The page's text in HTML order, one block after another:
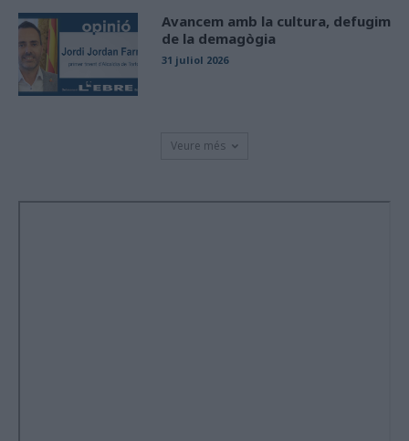
Avancem amb la cultura, defugim
de la demagògia
31 juliol 2026
Veure més